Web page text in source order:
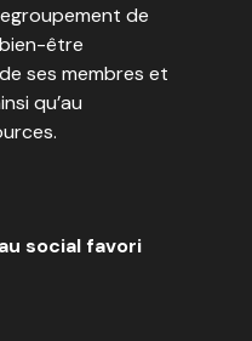
de
être
ses membres et
qu’au
social favori